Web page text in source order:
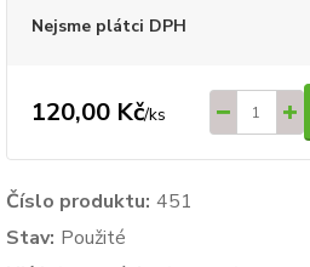
Nejsme plátci DPH
120,00 Kč/ks
Číslo produktu: 451
Stav: Použité